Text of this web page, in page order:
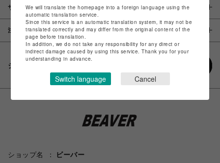
サイズ
注意事項
シェアする
ショップ名
ビーバー
We will translate the homepage into a foreign language using the
automatic translation service.
Since this service is an automatic translation system, it may not be
translated correctly and may differ from the original content of the
page before translation.
In addition, we do not take any responsibility for any direct or
indirect damage caused by using this service. Thank you for your
understanding in advance.
Switch language Cancel